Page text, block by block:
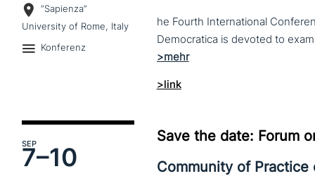
“Sapienza”
University of Rome, Italy
Konferenz
he Fourth International
>link
SEP
7–10
Save the date: Forum
Community of Practice